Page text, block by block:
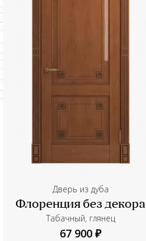
Дверь из дуба
Флоренция без декора
Табачный, глянец
67 900 ₽